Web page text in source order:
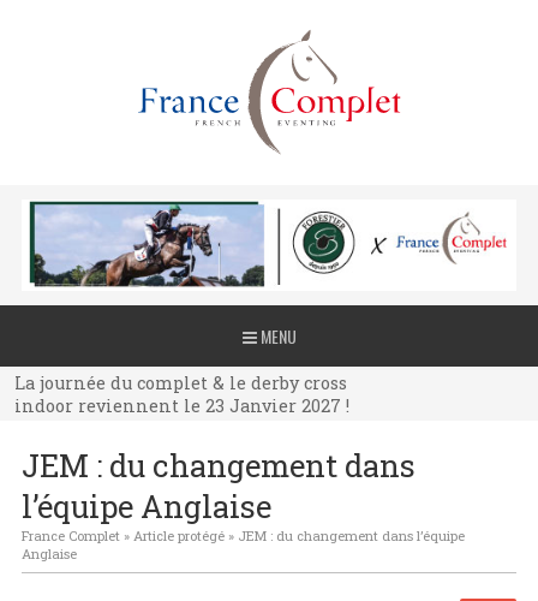
MENU
La journée du complet & le derby cross
indoor reviennent le 23 Janvier 2027 !
La journée du complet & le derby cross
indoor reviennent le 23 Janvier 2027 !
indoor reviennent le 23 Janvier 2027 !
JEM : du changement dans
l’équipe Anglaise
France Complet» Article protégé» JEM : du changement dans l’équipe
Anglaise